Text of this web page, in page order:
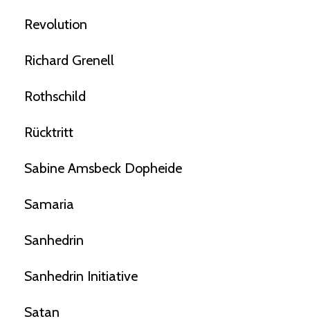
Revolution
Richard Grenell
Rothschild
Rücktritt
Sabine Amsbeck Dopheide
Samaria
Sanhedrin
Sanhedrin Initiative
Satan